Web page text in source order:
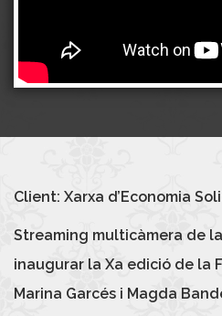
Client: Xarxa d’Economia
Streaming multicàmera de
inaugurar la Xa edició de la
Marina Garcés i Magda